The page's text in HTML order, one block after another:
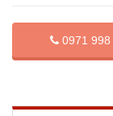
0971 998